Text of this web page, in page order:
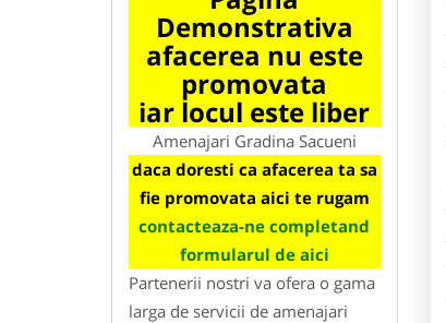
Demonstrativa
afacerea nu este
promovata
iar locul este liber
Amenajari Gradina Sacueni
daca doresti ca afacerea ta sa
fie promovata aici te rugam
contacteaza-ne completand
formularul de aici
Partenerii nostri va ofera o gama
larga de servicii de amenajari